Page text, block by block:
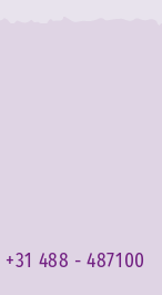
+31 488 - 487100